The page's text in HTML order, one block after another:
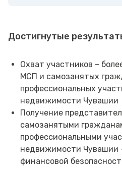
Достигнутые
Охват участников –
МСП и самозанятых
профессиональных
недвижимости Чувашии
Получение
самозанятыми
профессиональными
недвижимости Чувашии
финансовой